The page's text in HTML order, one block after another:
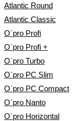
Atlantic Round
Atlantic Classic
O`pro Profi
O`pro Profi +
O`pro Turbo
O`pro PC Slim
O`pro PC Compact
O`pro Nanto
O`pro Horizontal